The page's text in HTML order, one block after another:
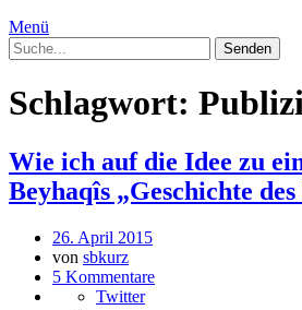
Menü
Schlagwort:
Wie ich auf die Idee zu
Beyhaqîs „Geschichte
26. April 2015
von sbkurz
5 Kommentare
Twitter